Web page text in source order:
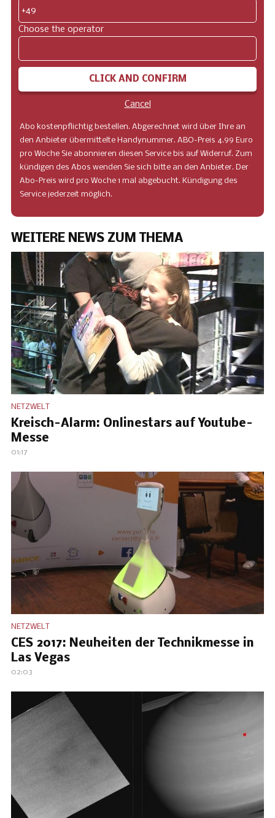
+49
Choose the operator
CLICK AND CONFIRM
Cancel
Abo kostenpflichtig bestellen. Abgerechnet wird über Ihre an
den Anbieter übermittelte Handynummer. ABO-Preis 4.99 Euro
pro Woche Sie abonnieren diesen Service bis auf Widerruf. Zum
kündigen des Abos wenden Sie sich bitte an den Anbieter. Der
Abo-Preis wird pro Woche 1 mal abgebucht. Kündigung des
Service jederzeit möglich.
WEITERE NEWS ZUM THEMA
NETZWELT
Kreisch-Alarm: Onlinestars auf Youtube-
Messe
01:17
NETZWELT
CES 2017: Neuheiten der Technikmesse in
Las Vegas
02:03